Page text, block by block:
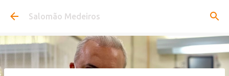
Pular para o conteúdo principal
Salomão Medeiros